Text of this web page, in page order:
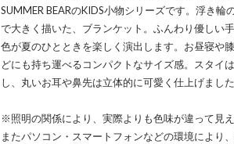
SUMMER BEARのKIDS小物シリーズです。浮き
で大きく描いた、ブランケット。ふんわり優しい
色が夏のひとときを楽しく演出します。お昼寝や
どにも持ち運べるコンパクトなサイズ感。スタイ
し、丸いお耳や鼻先は立体的に可愛く仕上げました
※照明の関係により、実際よりも色味が違って見え
またパソコン・スマートフォンなどの環境により